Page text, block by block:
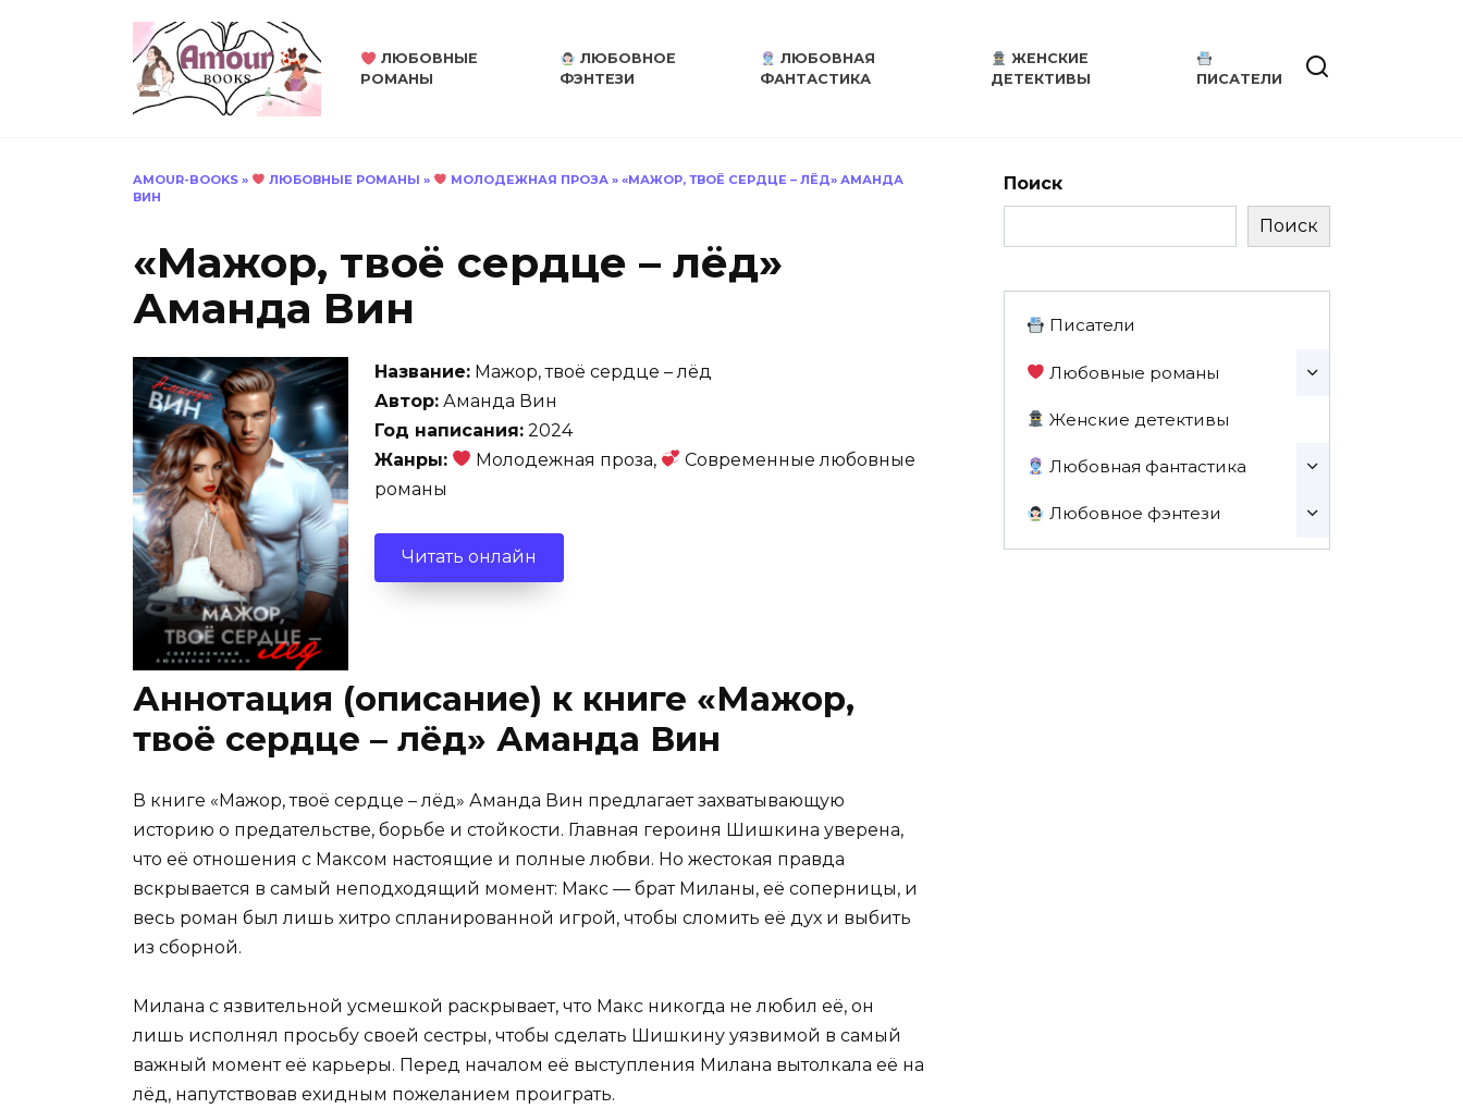
ЛЮБОВНЫЕ
РОМАНЫ
ЛЮБОВНОЕ
ФЭНТЕЗИ
ЛЮБОВНАЯ
ФАНТАСТИКА
ЖЕНСКИЕ
ДЕТЕКТИВЫ
ПИСАТЕЛИ
AMOUR-BOOKS » ЛЮБОВНЫЕ РОМАНЫ » МОЛОДЕЖНАЯ ПРОЗА» «МАЖОР, ТВОЁ СЕРДЦЕ – ЛЁД» АМАНДА
ВИН
«Мажор, твоё сердце – лёд»
Аманда Вин
Название: Мажор, твоё сердце – лёд
Автор: Аманда Вин
Год написания: 2024
Жанры:
Молодежная проза,
Современные любовные
романы
Читать онлайн
Аннотация (описание) к книге «Мажор,
твоё сердце – лёд» Аманда Вин
В книге «Мажор, твоё сердце – лёд» Аманда Вин предлагает захватывающую
историю о предательстве, борьбе и стойкости. Главная героиня Шишкина уверена,
что её отношения с Максом настоящие и полные любви. Но жестокая правда
вскрывается в самый неподходящий момент: Макс — брат Миланы, её соперницы, и
весь роман был лишь хитро спланированной игрой, чтобы сломить её дух и выбить
из сборной.
Милана с язвительной усмешкой раскрывает, что Макс никогда не любил её, он
лишь исполнял просьбу своей сестры, чтобы сделать Шишкину уязвимой в самый
важный момент её карьеры. Перед началом её выступления Милана вытолкала её на
лёд, напутствовав ехидным пожеланием проиграть.
Поиск
Поиск
Писатели
Любовные романы
Женские детективы
Любовная фантастика
Любовное фэнтези